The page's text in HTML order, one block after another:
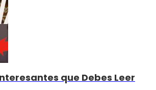
que Debes Leer